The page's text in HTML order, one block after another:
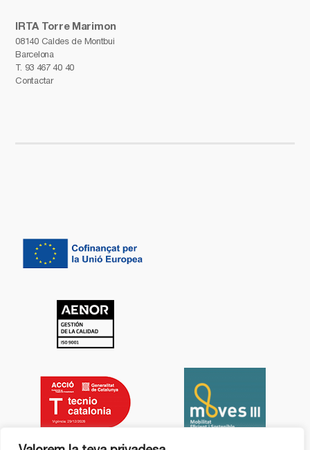
IRTA Torre Marimon
08140 Caldes de Montbui
Barcelona
T. 93 467 40 40
Contactar